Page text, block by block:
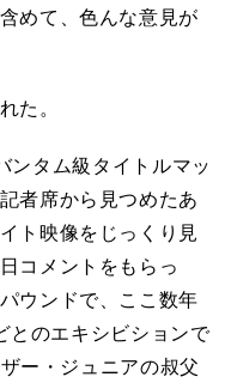
めて、色んな意見が
た。
タム級タイトルマッ
者席から見つめたあ
ト映像をじっくり見
コメントをもらっ
ウンドで、ここ数年
とのエキシビションで
ー・ジュニアの叔父